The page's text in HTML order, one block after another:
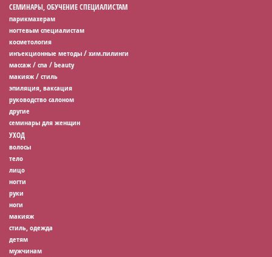
СЕМИНАРЫ, ОБУЧЕНИЕ СПЕЦИАЛИСТАМ
парикмахерам
ногтевым специалистам
косметология
инъекционные методы / хим.пилинги
массаж / спа / beauty
макияж / стиль
эпиляция, ваксация
руководство салоном
другие
семинары для женщин
УХОД
волосы
тело
лицо
ногти
руки
ноги
макияж
стиль, одежда
детям
мужчинам